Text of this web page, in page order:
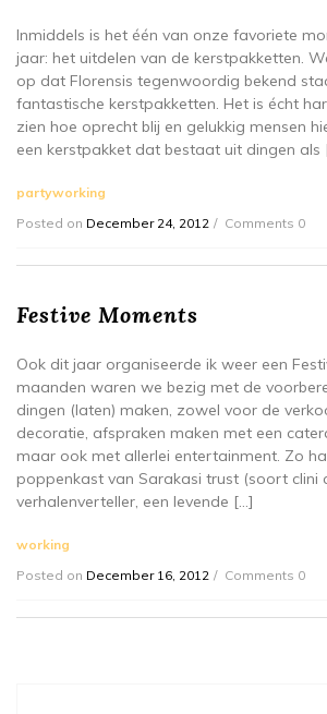
Inmiddels is het één van onze favoriete
jaar: het uitdelen van de kerstpakketten.
op dat Florensis tegenwoordig bekend
fantastische kerstpakketten. Het is écht
zien hoe oprecht blij en gelukkig mensen
een kerstpakket dat bestaat uit dingen als
partyworking
Posted on December 24, 2012 Comments 0
Festive Moments
Ook dit jaar organiseerde ik weer een
maanden waren we bezig met de
dingen (laten) maken, zowel voor de
decoratie, afspraken maken met een
maar ook met allerlei entertainment. Zo
poppenkast van Sarakasi trust (soort clini
verhalenverteller, een levende […]
working
Posted on December 16, 2012 Comments 0